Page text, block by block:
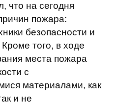
что на сегодня
пожара:
безопасности и
того, в ходе
места пожара
с
материалами, как
и не